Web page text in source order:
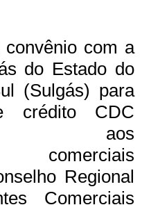
com a
do Estado do
(Sulgás) para
crédito CDC
aos
comerciais
Regional
Comerciais